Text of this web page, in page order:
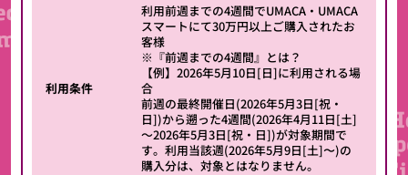
利用条件
利用前週までの4週間でUMACA・UMACA
スマートにて30万円以上ご購入されたお
客様
※『前週までの4週間』とは？
【例】2026年5月10日[日]に利用される場
合
前週の最終開催日(2026年5月3日[祝・
日])から遡った4週間(2026年4月11日[土]
～2026年5月3日[祝・日])が対象期間で
す。利用当該週(2026年5月9日[土]〜)の
購入分は、対象とはなりません。